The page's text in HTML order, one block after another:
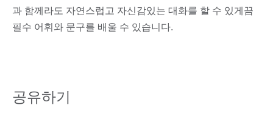
과 함께라도 자연스럽고 자신감있는 대화를 할 수 있게끔
필수 어휘와 문구를 배울 수 있습니다.
공유하기